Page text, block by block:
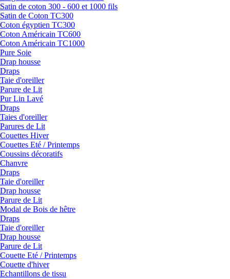
Satin de coton 300 - 600 et 1000 fils
Satin de Coton TC300
Coton égyptien TC300
Coton Américain TC600
Coton Américain TC1000
Pure Soie
Drap housse
Draps
Taie d'oreiller
Parure de Lit
Pur Lin Lavé
Draps
Taies d'oreiller
Parures de Lit
Couettes Hiver
Couettes Eté / Printemps
Coussins décoratifs
Chanvre
Draps
Taie d'oreiller
Drap housse
Parure de Lit
Modal de Bois de hêtre
Draps
Taie d'oreiller
Drap housse
Parure de Lit
Couette Eté / Printemps
Couette d'hiver
Echantillons de tissu